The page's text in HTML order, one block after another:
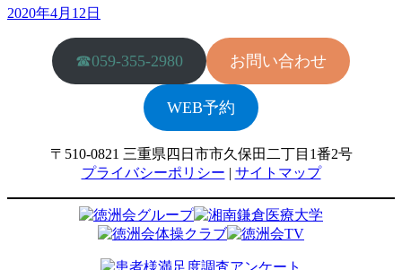
2020年4月12日
☎059-355-2980 お問い合わせ
WEB予約
〒510-0821 三重県四日市市久保田二丁目1番2号
プライバシーポリシー | サイトマップ